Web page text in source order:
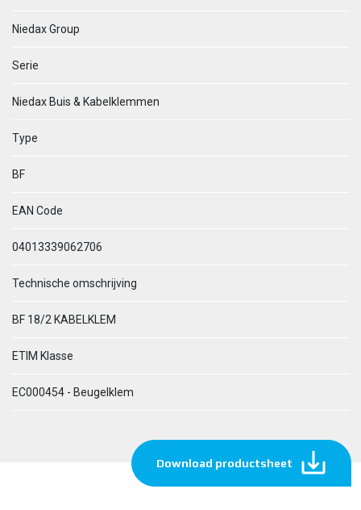
Niedax Group
Serie
Niedax Buis & Kabelklemmen
Type
BF
EAN Code
04013339062706
Technische omschrijving
BF 18/2 KABELKLEM
ETIM Klasse
EC000454 - Beugelklem
Download productsheet